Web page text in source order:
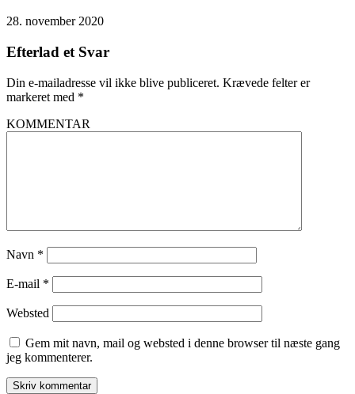
28. november 2020
Efterlad et Svar
Din e-mailadresse vil ikke blive publiceret. Krævede felter er
markeret med *
KOMMENTAR
Navn *
E-mail *
Websted
Gem mit navn, mail og websted i denne browser til næste gang
jeg kommenterer.